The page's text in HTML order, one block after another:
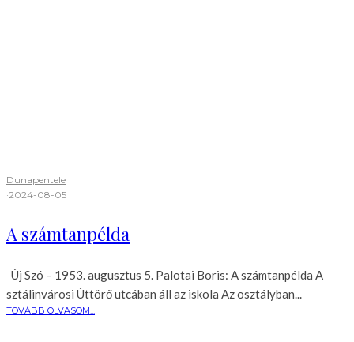
Dunapentele
·2024-08-05
A számtanpélda
Új Szó – 1953. augusztus 5. Palotai Boris: A számtanpélda A
sztálinvárosi Úttörő utcában áll az iskola Az osztályban...
TOVÁBB OLVASOM...